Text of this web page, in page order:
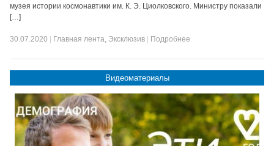
музея истории космонавтики им. К. Э. Циолковского. Министру показали
[…]
30.07.2020 Главная лента, Эксклюзив Подробнее
Видеоматериалы